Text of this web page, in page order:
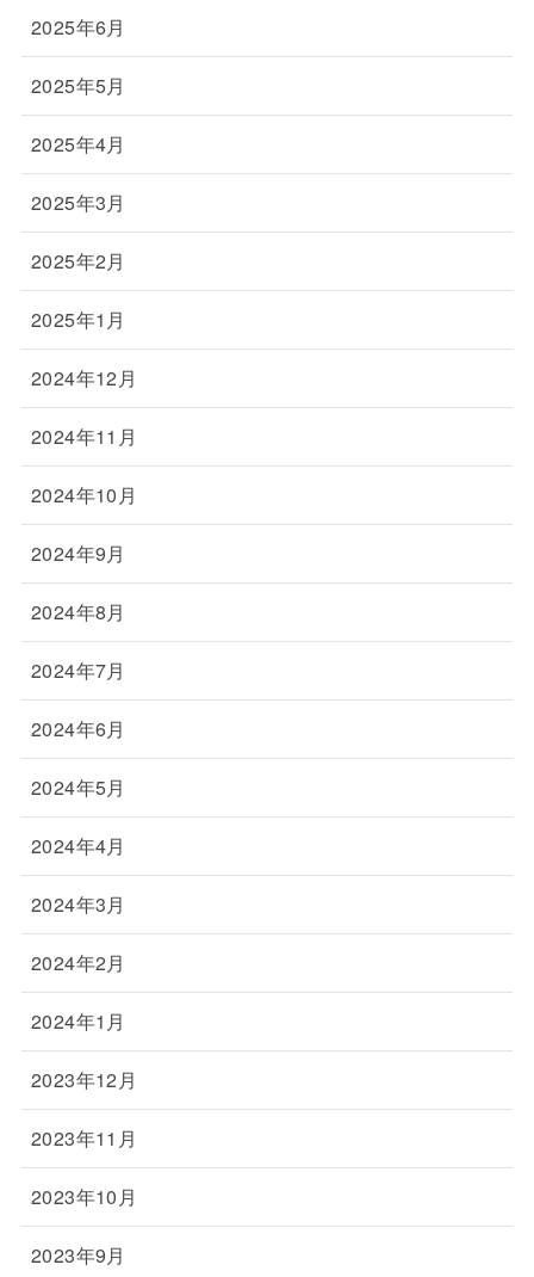
2025年6月
2025年5月
2025年4月
2025年3月
2025年2月
2025年1月
2024年12月
2024年11月
2024年10月
2024年9月
2024年8月
2024年7月
2024年6月
2024年5月
2024年4月
2024年3月
2024年2月
2024年1月
2023年12月
2023年11月
2023年10月
2023年9月